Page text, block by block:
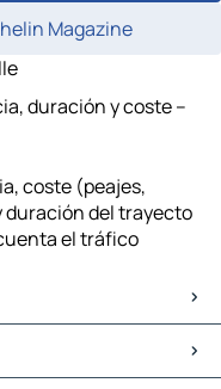
Magazine
duración y coste –
coste (peajes,
duración del trayecto
el tráfico